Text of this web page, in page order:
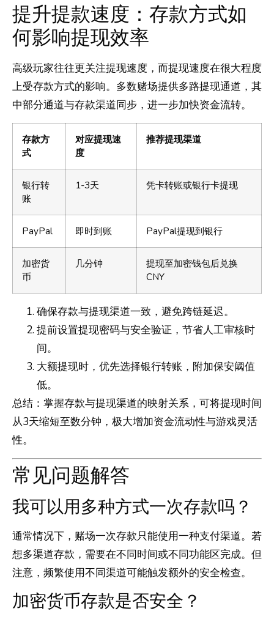
提升提款速度：存款方式如
何影响提现效率
高级玩家往往更关注提现速度，而提现速度在很大程度
上受存款方式的影响。多数赌场提供多路提现通道，其
中部分通道与存款渠道同步，进一步加快资金流转。
存款方
式
对应提现速
度
推荐提现渠道
银行转
账
1-3天 凭卡转账或银行卡提现
PayPal 即时到账 PayPal提现到银行
加密货
币
几分钟
提现至加密钱包后兑换
CNY
确保存款与提现渠道一致，避免跨链延迟。
提前设置提现密码与安全验证，节省人工审核时
间。
大额提现时，优先选择银行转账，附加保安阈值
低。
总结：掌握存款与提现渠道的映射关系，可将提现时间
从3天缩短至数分钟，极大增加资金流动性与游戏灵活
性。
常见问题解答
我可以用多种方式一次存款吗？
通常情况下，赌场一次存款只能使用一种支付渠道。若
想多渠道存款，需要在不同时间或不同功能区完成。但
注意，频繁使用不同渠道可能触发额外的安全检查。
加密货币存款是否安全？